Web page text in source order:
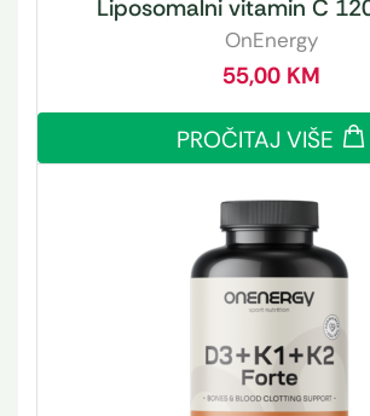
Liposomalni vitamin C
OnEnergy
55,00 KM
PROČITAJ VIŠE